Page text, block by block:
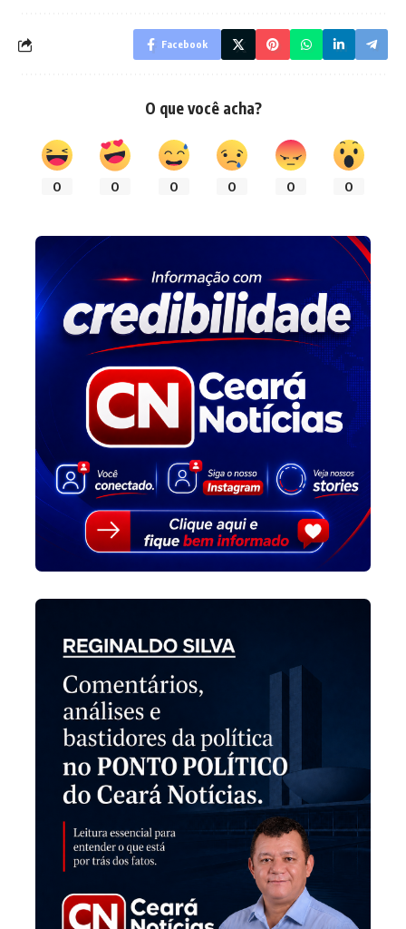
Facebook
O que você acha?
0 0 0 0 0 0